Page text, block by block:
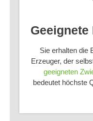
Sie erhalten die
Erzeuger, der
geeigneten
bedeutet höchste